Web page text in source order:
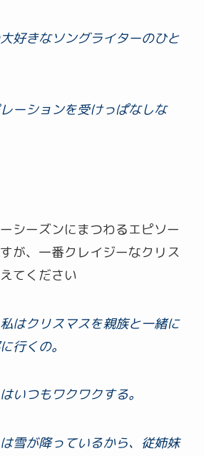
好きなソングライターのひと
ーションを受けっぱなしな
シーズンにまつわるエピソー
が、一番クレイジーなクリス
てください
はクリスマスを親族と一緒に
行くの。
いつもワクワクする。
雪が降っているから、従姉妹